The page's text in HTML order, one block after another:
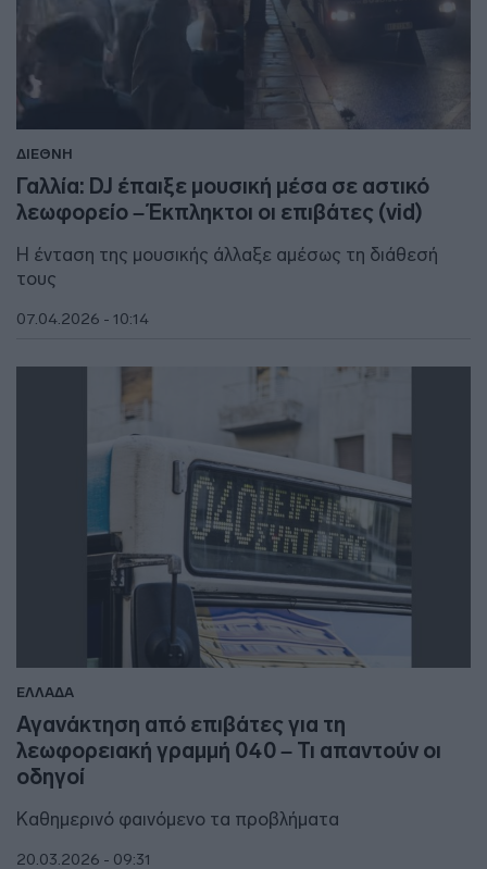
ΔΙΕΘΝΗ
Γαλλία: DJ έπαιξε μουσική μέσα σε αστικό
λεωφορείο – Έκπληκτοι οι επιβάτες (vid)
Η ένταση της μουσικής άλλαξε αμέσως τη διάθεσή
τους
07.04.2026 - 10:14
ΕΛΛΑΔΑ
Αγανάκτηση από επιβάτες για τη
λεωφορειακή γραμμή 040 – Τι απαντούν οι
οδηγοί
Καθημερινό φαινόμενο τα προβλήματα
20.03.2026 - 09:31